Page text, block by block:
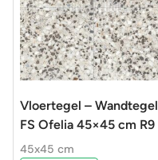
Vloertegel – Wandtegel
FS Ofelia 45×45 cm R9
45x45 cm